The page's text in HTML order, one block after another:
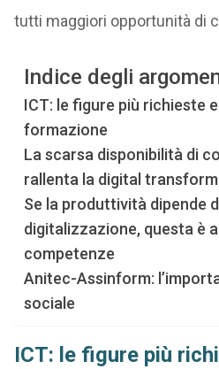
tutti maggiori opportunità di
Indice degli
ICT: le figure più richieste
formazione
La scarsa disponibilità di
rallenta la digital
Se la produttività dipende
digitalizzazione, questa è
competenze
Anitec-Assinform:
sociale
ICT: le figure più